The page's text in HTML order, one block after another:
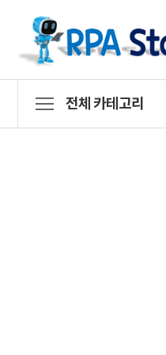
전체 카테고리